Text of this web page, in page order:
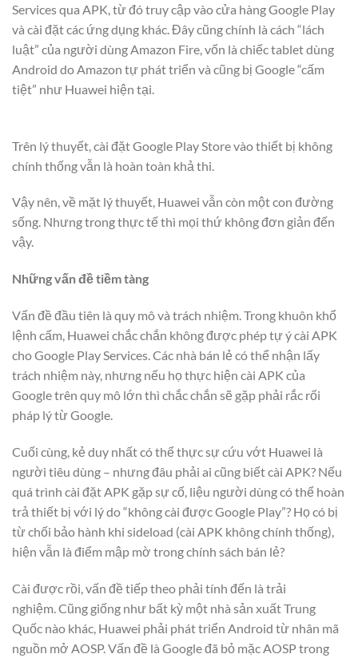
Services qua APK, từ đó truy cập vào cửa hàng Google Play
và cài đặt các ứng dụng khác. Đây cũng chính là cách “lách
luật” của người dùng Amazon Fire, vốn là chiếc tablet dùng
Android do Amazon tự phát triển và cũng bị Google “cấm
tiệt” như Huawei hiện tại.
Trên lý thuyết, cài đặt Google Play Store vào thiết bị không
chính thống vẫn là hoàn toàn khả thi.
Vậy nên, về mặt lý thuyết, Huawei vẫn còn một con đường
sống. Nhưng trong thực tế thì mọi thứ không đơn giản đến
vậy.
Những vấn đề tiềm tàng
Vấn đề đầu tiên là quy mô và trách nhiệm. Trong khuôn khổ
lệnh cấm, Huawei chắc chắn không được phép tự ý cài APK
cho Google Play Services. Các nhà bán lẻ có thể nhận lấy
trách nhiệm này, nhưng nếu họ thực hiện cài APK của
Google trên quy mô lớn thì chắc chắn sẽ gặp phải rắc rối
pháp lý từ Google.
Cuối cùng, kẻ duy nhất có thể thực sự cứu vớt Huawei là
người tiêu dùng – nhưng đâu phải ai cũng biết cài APK? Nếu
quá trình cài đặt APK gặp sự cố, liệu người dùng có thể hoàn
trả thiết bị với lý do “không cài được Google Play”? Họ có bị
từ chối bảo hành khi sideload (cài APK không chính thống),
hiện vẫn là điểm mập mờ trong chính sách bán lẻ?
Cài được rồi, vấn đề tiếp theo phải tính đến là trải
nghiệm. Cũng giống như bất kỳ một nhà sản xuất Trung
Quốc nào khác, Huawei phải phát triển Android từ nhân mã
nguồn mở AOSP. Vấn đề là Google đã bỏ mặc AOSP trong